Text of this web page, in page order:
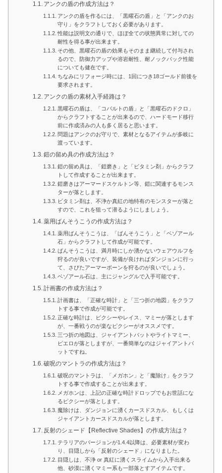
アンクの盾の作成方法は？
アンクの盾を作るには、「黒曜石の盾」と「アンクのお
守り」をクラフトしておく必要があります。
性能は説明文の通りで、ほぼ全ての状態異常に対しての
耐性を得る事が出来ます。
その他、黒曜石の盾の効果もそのまま継続して付与され
るので、防御力アップや溶岩耐性、耐ノックバック性能
についても健在です。
ちなみにリフォージ時には、1回につき18ゴールド前後を
要求されます。
アンクの盾の素材入手経路は？
黒曜石の盾は、「コバルトの盾」と「黒曜石のドクロ」
からクラフトすることが出来るので、ハードモード移行
前に作成済みの人も多く居ると思います。
問題はアンクのお守りで、素材となるアイテムが多岐に
渡っています。
鎧の留め具の作成方法は？
鎧の留め具は、「鎧磨き」と「ビタミン剤」からクラフ
トして作成することが出来ます。
鎧磨きはアーマードスケルトン等、鎧に関連するモンス
ターが落とします。
ビタミン剤は、不浄か真紅の地特有のモンスターが落と
すので、これを狙って潜るようにしましょう。
薬用ばんそうこうの作成方法は？
薬用ばんそうこうは、「ばんそうこう」と「ベゾアール
石」からクラフトして作成が可能です。
ばんそうこうは、満月時にしか湧かないウェアウルフを
狩るのが良いですが、装備が良ければダンジョンに行っ
て、さびたアーマーボーンを狩るのが良いでしょう。
ベゾアール石は、主にジャングルで入手可能です。
計画書の作成方法は？
計画書は、「正確な時計」と「三つ折の地図」をクラフ
トする事で作成が可能です。
正確な時計は、ピクシーやレイス、マミーが落とします
が、一番戦うのが楽なピクシーがオススメです。
三つ折の地図は、ジャイアントバットやライトマミー、
ピエロが落としますが、一番簡単なのはジャイアントバ
ットですね。
破呪のマントラの作成方法は？
破呪のマントラは、「メガホン」と「魔除け」をクラフ
トする事で作成することが出来ます。
メガホンは、上記の正確な時計ドロップでもお世話にな
るピクシーが落とします。
魔除けは、ダンジョンに湧くカースドスカル、もしくは
ジャイアントカースドスカルが落とします。
反射のシェード【Reflective Shades】の作成方法は？
テラリアのバージョンが1.4.4以降は、必要素材が変わ
り、目隠しから「反射のシェード」になりました。
目隠しは、不浄 or 真紅に湧くスライムから入手出来る
他、砂漠に湧くマミー系も一部落とすアイテムです。